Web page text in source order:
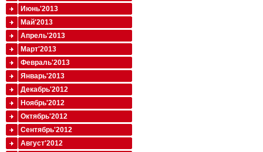
Июнь'2013
Май'2013
Апрель'2013
Март'2013
Февраль'2013
Январь'2013
Декабрь'2012
Ноябрь'2012
Октябрь'2012
Сентябрь'2012
Август'2012